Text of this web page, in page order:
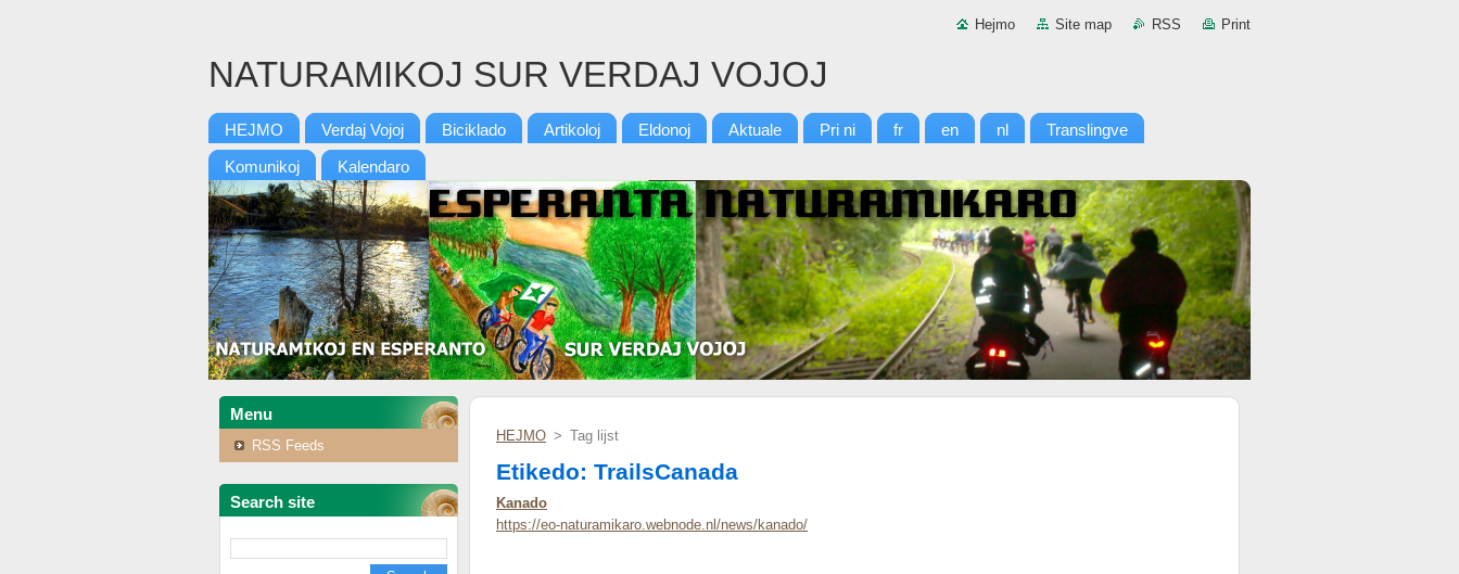
Hejmo Site map RSS Print
NATURAMIKOJ SUR VERDAJ VOJOJ
HEJMO Verdaj Vojoj Biciklado Artikoloj Eldonoj Aktuale Pri ni fr en nl Translingve
Komunikoj Kalendaro
Menu
RSS Feeds
Search site
HEJMO > Tag lijst
Etikedo: TrailsCanada
Kanado
https://eo-naturamikaro.webnode.nl/news/kanado/